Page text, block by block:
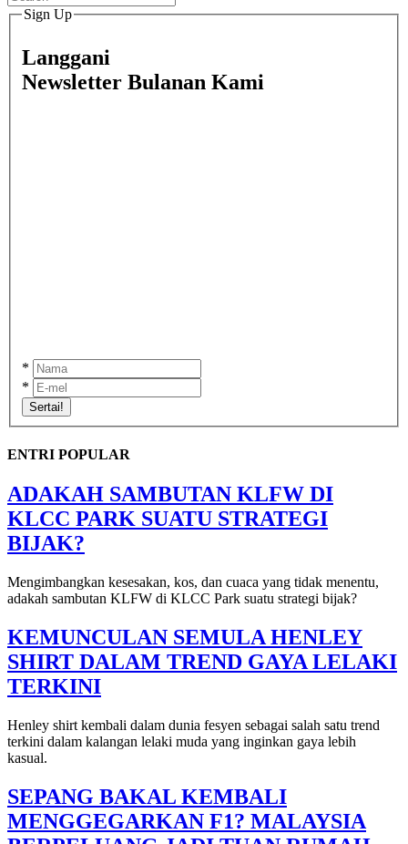
Sign Up
Langgani
Newsletter Bulanan Kami
*
*
Sertai!
ENTRI POPULAR
ADAKAH SAMBUTAN KLFW DI
KLCC PARK SUATU STRATEGI
BIJAK?
Mengimbangkan kesesakan, kos, dan cuaca yang tidak menentu,
adakah sambutan KLFW di KLCC Park suatu strategi bijak?
KEMUNCULAN SEMULA HENLEY
SHIRT DALAM TREND GAYA LELAKI
TERKINI
Henley shirt kembali dalam dunia fesyen sebagai salah satu trend
terkini dalam kalangan lelaki muda yang inginkan gaya lebih
kasual.
SEPANG BAKAL KEMBALI
MENGGEGARKAN F1? MALAYSIA